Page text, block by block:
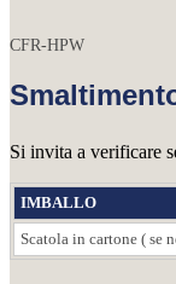
CFR-HPW
Si invita a verificare
IMBALLO
Scatola in cartone ( se